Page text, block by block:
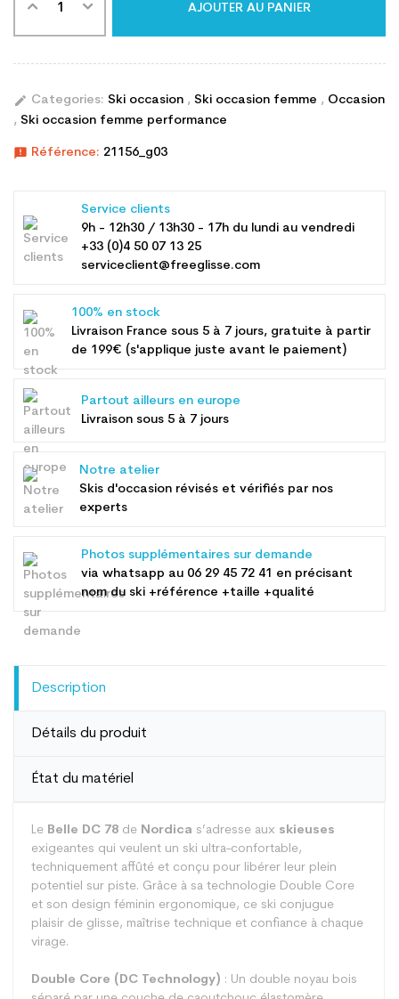
AJOUTER AU PANIER
edit Categories: Ski occasion , Ski occasion femme , Occasion
, Ski occasion femme performance
announcement Référence: 21156_g03
Service clients
9h - 12h30 / 13h30 - 17h du lundi au vendredi
+33 (0)4 50 07 13 25
serviceclient@freeglisse.com
100% en stock
Livraison France sous 5 à 7 jours, gratuite à partir
de 199€ (s'applique juste avant le paiement)
Partout ailleurs en europe
Livraison sous 5 à 7 jours
Notre atelier
Skis d'occasion révisés et vérifiés par nos
experts
Photos supplémentaires sur demande
via whatsapp au 06 29 45 72 41 en précisant
nom du ski +référence +taille +qualité
Description
Détails du produit
État du matériel
Le Belle DC 78 de Nordica s’adresse aux skieuses
exigeantes qui veulent un ski ultra-confortable,
techniquement affûté et conçu pour libérer leur plein
potentiel sur piste. Grâce à sa technologie Double Core
et son design féminin ergonomique, ce ski conjugue
plaisir de glisse, maîtrise technique et confiance à chaque
virage.
Double Core (DC Technology) : Un double noyau bois